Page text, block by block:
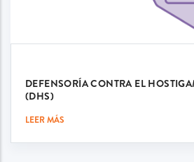
DEFENSORÍA CONTRA EL
(DHS)
LEER MÁS